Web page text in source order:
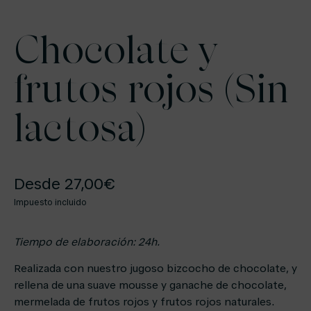
Chocolate y
frutos rojos (Sin
lactosa)
Desde 27,00€
Impuesto incluido
Tiempo de elaboración: 24h.
Realizada con nuestro jugoso bizcocho de chocolate, y
rellena de una suave mousse y ganache de chocolate,
mermelada de frutos rojos y frutos rojos naturales.